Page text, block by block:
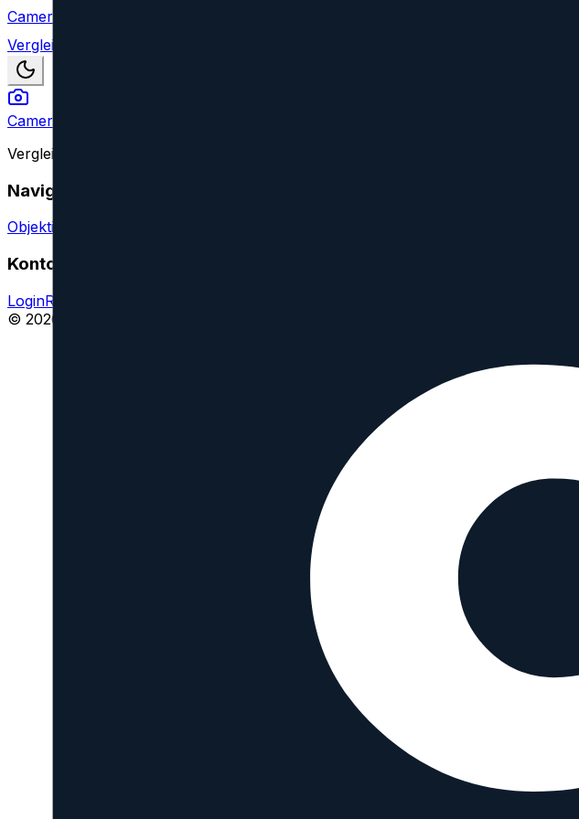
Camera Index
Vergleich
Camera Index
Vergleiche Kameraobjektive aller großen Marken und finden Dein perfektes Match.
Navigation
Objektive vergleichen
Konto
LoginRegistrieren
© 2026 CameraIndex. Alle Rechte vorbehalten.